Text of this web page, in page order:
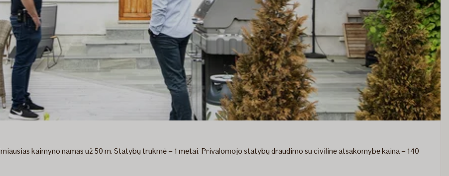
kaimyno namas už 50 m. Statybų trukmė – 1 metai. Privalomojo statybų draudimo su civiline atsakomybe kaina – 140